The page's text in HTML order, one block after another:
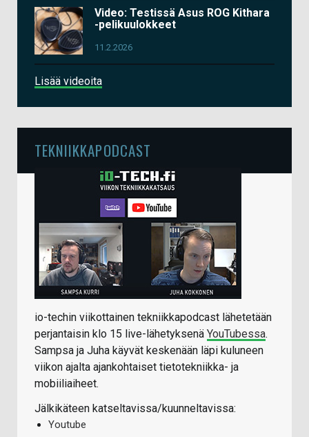
Video: Testissä Asus ROG Kithara
-pelikuulokkeet
11.2.2026
Lisää videoita
TEKNIIKKAPODCAST
io-techin viikottainen tekniikkapodcast lähetetään
perjantaisin klo 15 live-lähetyksenä YouTubessa.
Sampsa ja Juha käyvät keskenään läpi kuluneen
viikon ajalta ajankohtaiset tietotekniikka- ja
mobiiliaiheet.
Jälkikäteen katseltavissa/kuunneltavissa:
Youtube